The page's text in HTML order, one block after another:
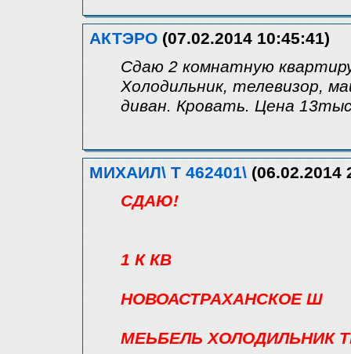
АКТЭРО (07.02.2014 10:45:41)
Сдаю 2 комнатную
Холодильник, телевизор,
диван. Кровать. Цена
МИХАИЛ\ Т 462401\ (06.02.2014
СДАЮ!
1 К КВ
НОВОАСТРАХАНСКОЕ Ш
МЕЬБЕЛЬ ХОЛОДИЛЬНИК